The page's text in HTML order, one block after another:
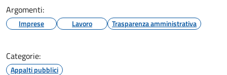
Argomenti:
Imprese Lavoro Trasparenza amministrativa
Categorie:
Appalti pubblici